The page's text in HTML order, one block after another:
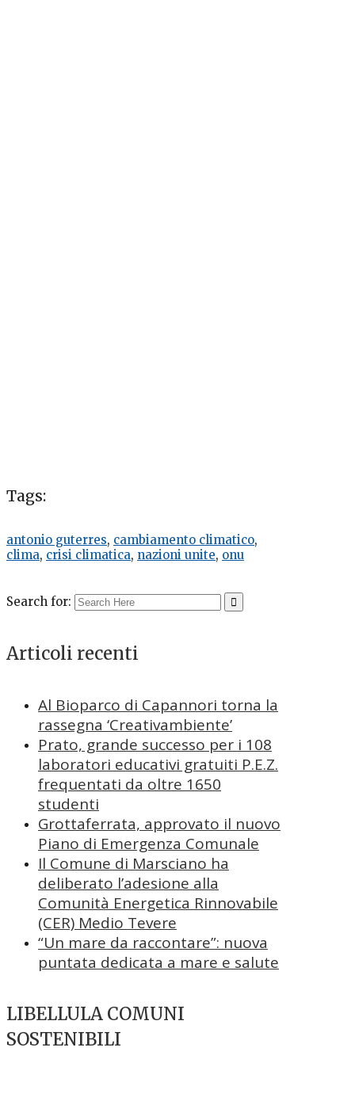
Tags:
antonio guterres, cambiamento climatico,
clima, crisi climatica, nazioni unite, onu
Search for:
Articoli recenti
Al Bioparco di Capannori torna la
rassegna ‘Creativambiente’
Prato, grande successo per i 108
laboratori educativi gratuiti P.E.Z.
frequentati da oltre 1650
studenti
Grottaferrata, approvato il nuovo
Piano di Emergenza Comunale
Il Comune di Marsciano ha
deliberato l’adesione alla
Comunità Energetica Rinnovabile
(CER) Medio Tevere
“Un mare da raccontare”: nuova
puntata dedicata a mare e salute
LIBELLULA COMUNI
SOSTENIBILI